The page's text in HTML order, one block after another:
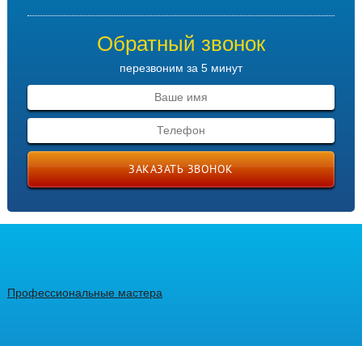
Обратный звонок
перезвоним за 5 минут
ЗАКАЗАТЬ ЗВОНОК
Профессиональные мастера